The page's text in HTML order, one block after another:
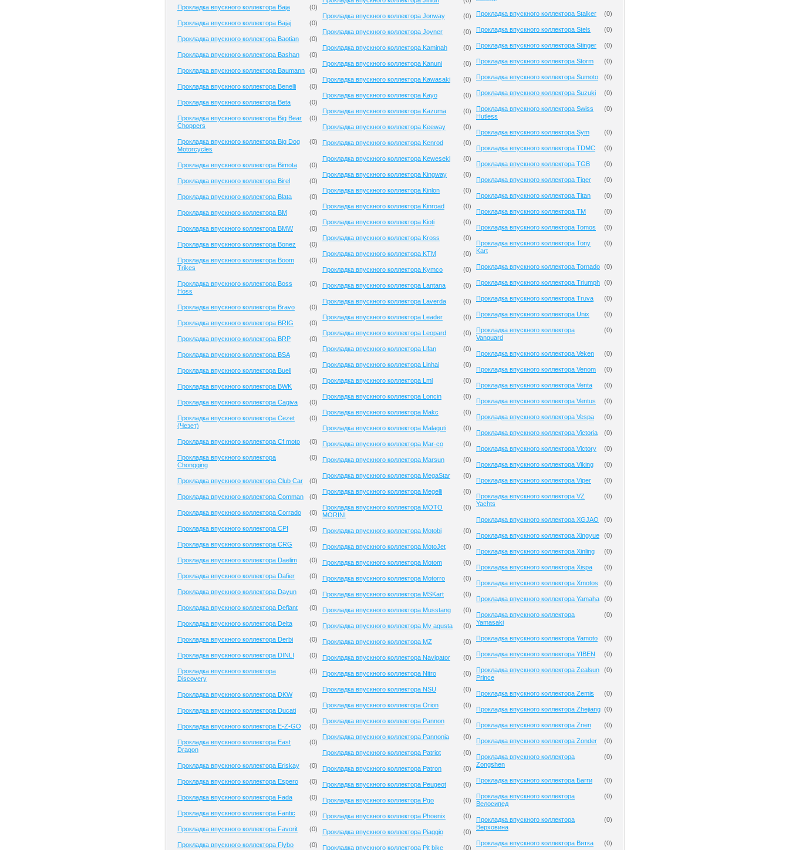
Прокладка впускного коллектора Baja (0)
Прокладка впускного коллектора Bajaj (0)
Прокладка впускного коллектора Baotian (0)
Прокладка впускного коллектора Bashan (0)
Прокладка впускного коллектора Baumann (0)
Прокладка впускного коллектора Benelli (0)
Прокладка впускного коллектора Beta (0)
Прокладка впускного коллектора Big Bear
Choppers
(0)
Прокладка впускного коллектора Big Dog
Motorcycles
(0)
Прокладка впускного коллектора Bimota (0)
Прокладка впускного коллектора Birel (0)
Прокладка впускного коллектора Blata (0)
Прокладка впускного коллектора BM (0)
Прокладка впускного коллектора BMW (0)
Прокладка впускного коллектора Bonez (0)
Прокладка впускного коллектора Boom
Trikes
(0)
Прокладка впускного коллектора Boss
Hoss
(0)
Прокладка впускного коллектора Bravo (0)
Прокладка впускного коллектора BRIG (0)
Прокладка впускного коллектора BRP (0)
Прокладка впускного коллектора BSA (0)
Прокладка впускного коллектора Buell (0)
Прокладка впускного коллектора BWK (0)
Прокладка впускного коллектора Cagiva (0)
Прокладка впускного коллектора Cezet
(Чезет)
(0)
Прокладка впускного коллектора Cf moto (0)
Прокладка впускного коллектора
Chongqing
(0)
Прокладка впускного коллектора Club Сar (0)
Прокладка впускного коллектора Comman (0)
Прокладка впускного коллектора Corrado (0)
Прокладка впускного коллектора CPI (0)
Прокладка впускного коллектора CRG (0)
Прокладка впускного коллектора Daelim (0)
Прокладка впускного коллектора Dafier (0)
Прокладка впускного коллектора Dayun (0)
Прокладка впускного коллектора Defiant (0)
Прокладка впускного коллектора Delta (0)
Прокладка впускного коллектора Derbi (0)
Прокладка впускного коллектора DINLI (0)
Прокладка впускного коллектора
Discovery
(0)
Прокладка впускного коллектора DKW (0)
Прокладка впускного коллектора Ducati (0)
Прокладка впускного коллектора E-Z-GO (0)
Прокладка впускного коллектора East
Dragon
(0)
Прокладка впускного коллектора Eriskay (0)
Прокладка впускного коллектора Espero (0)
Прокладка впускного коллектора Fada (0)
Прокладка впускного коллектора Fantic (0)
Прокладка впускного коллектора Favorit (0)
Прокладка впускного коллектора Flybo (0)
Прокладка впускного коллектора Jonway (0)
Прокладка впускного коллектора Joyner (0)
Прокладка впускного коллектора Kaminah (0)
Прокладка впускного коллектора Kanuni (0)
Прокладка впускного коллектора Kawasaki (0)
Прокладка впускного коллектора Kayo (0)
Прокладка впускного коллектора Kazuma (0)
Прокладка впускного коллектора Keeway (0)
Прокладка впускного коллектора Kenrod (0)
Прокладка впускного коллектора Kewesekl (0)
Прокладка впускного коллектора Kingway (0)
Прокладка впускного коллектора Kinlon (0)
Прокладка впускного коллектора Kinroad (0)
Прокладка впускного коллектора Kioti (0)
Прокладка впускного коллектора Kross (0)
Прокладка впускного коллектора KTM (0)
Прокладка впускного коллектора Kymco (0)
Прокладка впускного коллектора Lantana (0)
Прокладка впускного коллектора Laverda (0)
Прокладка впускного коллектора Leader (0)
Прокладка впускного коллектора Leopard (0)
Прокладка впускного коллектора Lifan (0)
Прокладка впускного коллектора Linhai (0)
Прокладка впускного коллектора Lml (0)
Прокладка впускного коллектора Loncin (0)
Прокладка впускного коллектора Makc (0)
Прокладка впускного коллектора Malaguti (0)
Прокладка впускного коллектора Mar-co (0)
Прокладка впускного коллектора Marsun (0)
Прокладка впускного коллектора MegaStar (0)
Прокладка впускного коллектора Megelli (0)
Прокладка впускного коллектора MOTO
MORINI
(0)
Прокладка впускного коллектора Motobi (0)
Прокладка впускного коллектора MotoJet (0)
Прокладка впускного коллектора Motom (0)
Прокладка впускного коллектора Motorro (0)
Прокладка впускного коллектора MSKart (0)
Прокладка впускного коллектора Musstang (0)
Прокладка впускного коллектора Mv agusta (0)
Прокладка впускного коллектора MZ (0)
Прокладка впускного коллектора Navigator (0)
Прокладка впускного коллектора Nitro (0)
Прокладка впускного коллектора NSU (0)
Прокладка впускного коллектора Orion (0)
Прокладка впускного коллектора Pannon (0)
Прокладка впускного коллектора Pannonia (0)
Прокладка впускного коллектора Patriot (0)
Прокладка впускного коллектора Patron (0)
Прокладка впускного коллектора Peugeot (0)
Прокладка впускного коллектора Pgo (0)
Прокладка впускного коллектора Phoenix (0)
Прокладка впускного коллектора Piaggio (0)
Прокладка впускного коллектора Pit bike (0)
Прокладка впускного коллектора Stalker (0)
Прокладка впускного коллектора Stels (0)
Прокладка впускного коллектора Stinger (0)
Прокладка впускного коллектора Storm (0)
Прокладка впускного коллектора Sumoto (0)
Прокладка впускного коллектора Suzuki (0)
Прокладка впускного коллектора Swiss
Hutless
(0)
Прокладка впускного коллектора Sym (0)
Прокладка впускного коллектора TDMC (0)
Прокладка впускного коллектора TGB (0)
Прокладка впускного коллектора Tiger (0)
Прокладка впускного коллектора Titan (0)
Прокладка впускного коллектора TM (0)
Прокладка впускного коллектора Tomos (0)
Прокладка впускного коллектора Tony
Kart
(0)
Прокладка впускного коллектора Tornado (0)
Прокладка впускного коллектора Triumph (0)
Прокладка впускного коллектора Truva (0)
Прокладка впускного коллектора Unix (0)
Прокладка впускного коллектора
Vanguard
(0)
Прокладка впускного коллектора Veken (0)
Прокладка впускного коллектора Venom (0)
Прокладка впускного коллектора Venta (0)
Прокладка впускного коллектора Ventus (0)
Прокладка впускного коллектора Vespa (0)
Прокладка впускного коллектора Victoria (0)
Прокладка впускного коллектора Victory (0)
Прокладка впускного коллектора Viking (0)
Прокладка впускного коллектора Viper (0)
Прокладка впускного коллектора VZ
Yachts
(0)
Прокладка впускного коллектора XGJAO (0)
Прокладка впускного коллектора Xingyue (0)
Прокладка впускного коллектора Xinling (0)
Прокладка впускного коллектора Xispa (0)
Прокладка впускного коллектора Xmotos (0)
Прокладка впускного коллектора Yamaha (0)
Прокладка впускного коллектора
Yamasaki
(0)
Прокладка впускного коллектора Yamoto (0)
Прокладка впускного коллектора YIBEN (0)
Прокладка впускного коллектора Zealsun
Prince
(0)
Прокладка впускного коллектора Zemis (0)
Прокладка впускного коллектора Zhejiang (0)
Прокладка впускного коллектора Znen (0)
Прокладка впускного коллектора Zonder (0)
Прокладка впускного коллектора
Zongshen
(0)
Прокладка впускного коллектора Багги (0)
Прокладка впускного коллектора
Велосипед
(0)
Прокладка впускного коллектора
Верховина
(0)
Прокладка впускного коллектора Вятка (0)